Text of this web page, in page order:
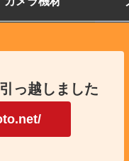
っ越しました